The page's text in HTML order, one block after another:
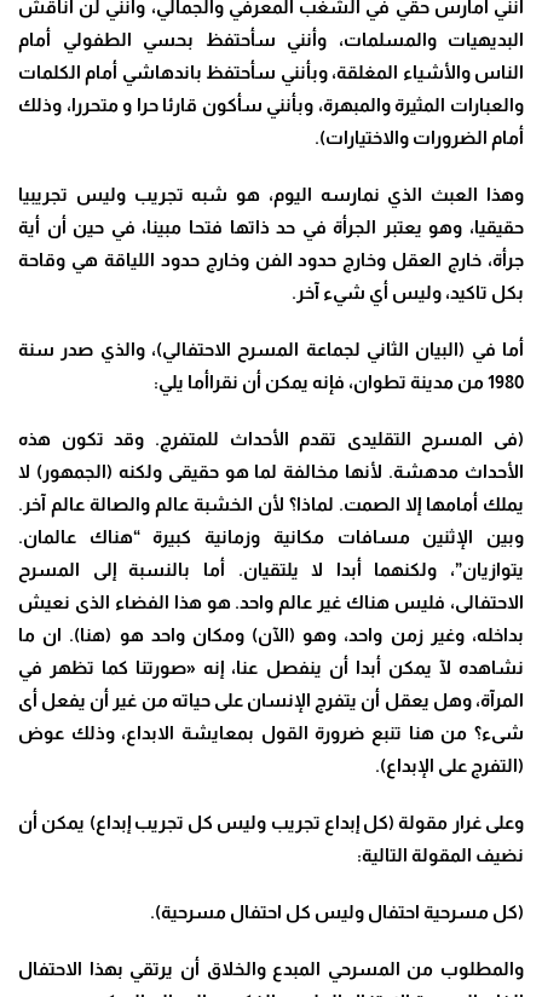
أنني أمارس حقي في الشغب المعرفي والجمالي، وأنني لن أناقش
البديهيات والمسلمات، وأنني سأحتفظ بحسي الطفولي أمام
الناس والأشياء المغلقة، وبأنني سأحتفظ باندهاشي أمام الكلمات
والعبارات المثيرة والمبهرة، وبأنني سأكون قارئا حرا و متحررا، وذلك
أمام الضرورات والاختيارات).
وهذا العبث الذي نمارسه اليوم، هو شبه تجريب وليس تجريبيا
حقيقيا، وهو يعتبر الجرأة في حد ذاتها فتحا مبينا، في حين أن أية
جرأة، خارج العقل وخارج حدود الفن وخارج حدود اللياقة هي وقاحة
بكل تاكيد، وليس أي شيء آخر.
أما في (البيان الثاني لجماعة المسرح الاحتفالي)، والذي صدر سنة
1980 من مدينة تطوان، فإنه يمكن أن نقراأما يلي
:
(فى المسرح التقليدى تقدم الأحداث للمتفرج. وقد تكون هذه
الأحداث مدهشة. لأنها مخالفة لما هو حقيقى ولكنه (الجمهور) لا
يملك أمامها إلا الصمت. لماذا؟ لأن الخشبة عالم والصالة عالم آخر.
وبين الإثنين مسافات مكانية وزمانية كبيرة “هناك عالمان.
يتوازيان”، ولكنهما أبدا لا يلتقيان. أما بالنسبة إلى المسرح
الاحتفالى، فليس هناك غير عالم واحد. هو هذا الفضاء الذى نعيش
بداخله، وغير زمن واحد، وهو (الآن) ومكان واحد هو (هنا). ان ما
نشاهده لآ يمكن أبدا أن ينفصل عنا، إنه «صورتنا كما تظهر في
المرآة، وهل يعقل أن يتفرج الإنسان على حياته من غير أن يفعل أى
شىء؟ من هنا تنبع ضرورة القول بمعايشة الابداع، وذلك عوض
(التفرج على الإبداع).
وعلى غرار مقولة (كل إبداع تجريب وليس كل تجريب إبداع) يمكن أن
نضيف المقولة التالية:
(كل مسرحية احتفال وليس كل احتفال مسرحية).
والمطلوب من المسرحي المبدع والخلاق أن يرتقي بهذا الاحتفال